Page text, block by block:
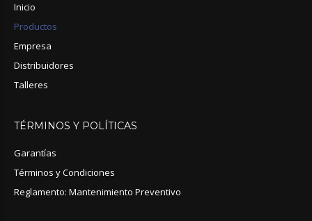
Inicio
Productos
Empresa
Distribuidores
Talleres
TÉRMINOS Y POLÍTICAS
Garantías
Términos y Condiciones
Reglamento: Mantenimiento Preventivo